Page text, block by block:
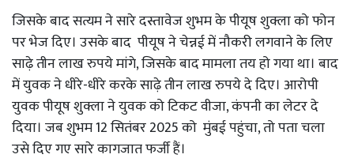
जिसके बाद सत्यम ने सारे दस्तावेज शुभम के पीयूष शुक्ला को फोन
पर भेज दिए। उसके बाद पीयूष ने चेन्नई में नौकरी लगवाने के लिए
साढ़े तीन लाख रुपये मांगे, जिसके बाद मामला तय हो गया था। बाद
में युवक ने धीरे-धीरे करके साढ़े तीन लाख रुपये दे दिए। आरोपी
युवक पीयूष शुक्ला ने युवक को टिकट वीजा, कंपनी का लेटर दे
दिया। जब शुभम 12 सितंबर 2025 को मुंबई पहुंचा, तो पता चला
उसे दिए गए सारे कागजात फर्जी हैं।